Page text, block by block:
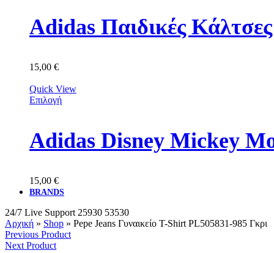
Adidas Παιδικές
15,00 €
Quick View
Επιλογή
Adidas Disney Mickey
15,00 €
BRANDS
24/7 Live Support 25930 53530
Αρχική » Shop » Pepe Jeans Γυναικείo T-Shirt PL505831-985 Γκρι
Previous Product
Next Product